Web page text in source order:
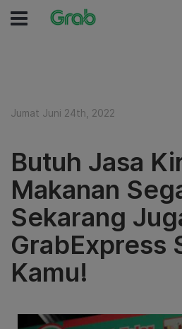
Jumat Juni 24th, 2022
Butuh Jasa
Makanan
Sekarang
GrabExpress
Kamu!